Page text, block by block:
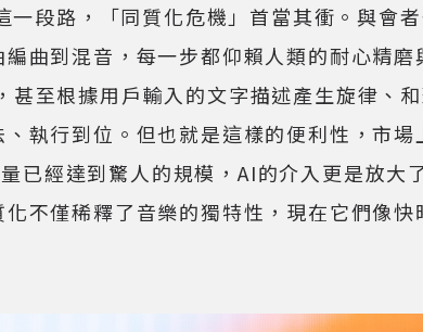
路，「同質化危機」首當其衝。與會
曲到混音，每一步都仰賴人類的耐心精
至根據用戶輸入的文字描述產生旋律、
執行到位。但也就是這樣的便利性，市
經達到驚人的規模，AI的介入更是放大
不僅稀釋了音樂的獨特性，現在它們像